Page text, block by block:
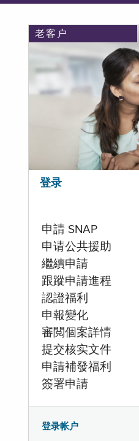
老客户
登录
申請 SNAP
申请公共援助
繼續申請
跟蹤申請進程
認證福利
申報變化
審閲個案詳情
提交核实文件
申請補發福利
簽署申請
登录帐户